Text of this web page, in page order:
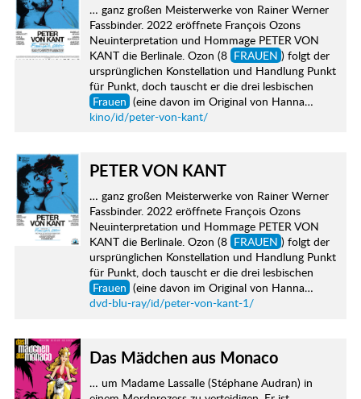
… ganz großen Meisterwerke von Rainer Werner
Fassbinder. 2022 eröffnete François Ozons
Neuinterpretation und Hommage PETER VON
KANT die Berlinale. Ozon (8 FRAUEN ) folgt der
ursprünglichen Konstellation und Handlung Punkt
für Punkt, doch tauscht er die drei lesbischen
Frauen (eine davon im Original von Hanna…
kino/id/peter-von-kant/
PETER VON KANT
… ganz großen Meisterwerke von Rainer Werner
Fassbinder. 2022 eröffnete François Ozons
Neuinterpretation und Hommage PETER VON
KANT die Berlinale. Ozon (8 FRAUEN ) folgt der
ursprünglichen Konstellation und Handlung Punkt
für Punkt, doch tauscht er die drei lesbischen
Frauen (eine davon im Original von Hanna…
dvd-blu-ray/id/peter-von-kant-1/
Das Mädchen aus Monaco
… um Madame Lassalle (Stéphane Audran) in